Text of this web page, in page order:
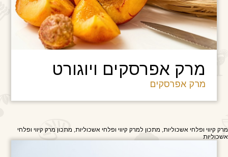
מרק אפרסקים ויוגורט
מרק אפרסקים
מרק קיווי ופלחי אשכוליות, מתכון למרק קיווי ופלחי אשכוליות, מתכון מרק קיווי ופלחי
אשכוליות